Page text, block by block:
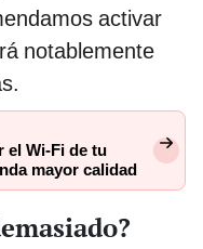
activar
notablemente
el Wi-Fi de tu
mayor calidad